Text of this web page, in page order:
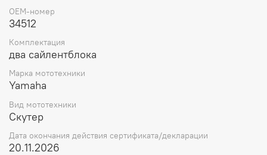
OEM-номер
34512
Комплектация
два сайлентблока
Марка мототехники
Yamaha
Вид мототехники
Скутер
Дата окончания действия сертификата/декларации
20.11.2026